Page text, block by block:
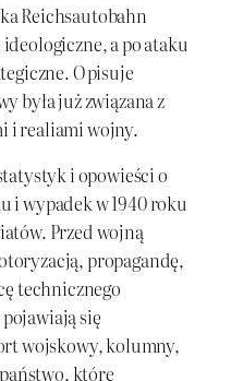
Reichsautobahn
a po ataku
Opisuje
była już związana z
i realiami wojny.
i opowieści o
i wypadek w 1940 roku
Przed wojną
propagandę,
technicznego
się
wojskowy, kolumny,
które